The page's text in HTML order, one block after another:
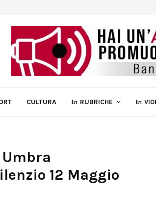
CULTURA tn RUBRICHE tn
12 Maggio